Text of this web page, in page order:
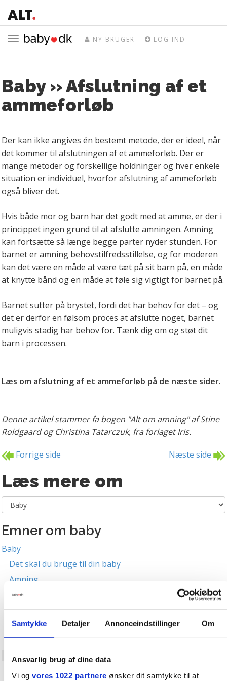
Samtykke Detaljer Annonceindstillinger Om
Ansvarlig brug af dine data
Vi og vores 1022 partnere ønsker dit samtykke til at
Toggle
NY BRUGER LOG IND
Baby » Afslutning af et
ammeforløb
Der kan ikke angives én bestemt metode, der er ideel, når
det kommer til afslutningen af et ammeforløb. Der er
mange metoder og forskellige holdninger og hver enkele
situation er individuel, hvorfor afslutning af ammeforløb
også bliver det.
Hvis både mor og barn har det godt med at amme, er der i
princippet ingen grund til at afslutte amningen. Amning
kan fortsætte så længe begge parter nyder stunden. For
barnet er amning behovstilfredsstillelse, og for moderen
kan det være en måde at være tæt på sit barn på, en måde
at knytte bånd og en måde at føle sig vigtigt for barnet på.
Barnet sutter på brystet, fordi det har behov for det – og
det er derfor en følsom proces at afslutte noget, barnet
muligvis stadig har behov for. Tænk dig om og støt dit
barn i processen.
Læs om afslutning af et ammeforløb på de næste sider.
Denne artikel stammer fa bogen "Alt om amning" af Stine
Roldgaard og Christina Tatarczuk, fra forlaget Iris.
Forrige side Næste side
Læs mere om
Emner om baby
Baby
Det skal du bruge til din baby
Amning
Amningens anatomi og fysiologi
Amning af det nyfødte barn
Amning 0-6 måneder
Ammeproblemer
Afslutning af et ammeforløb
Hvornår er bedst?